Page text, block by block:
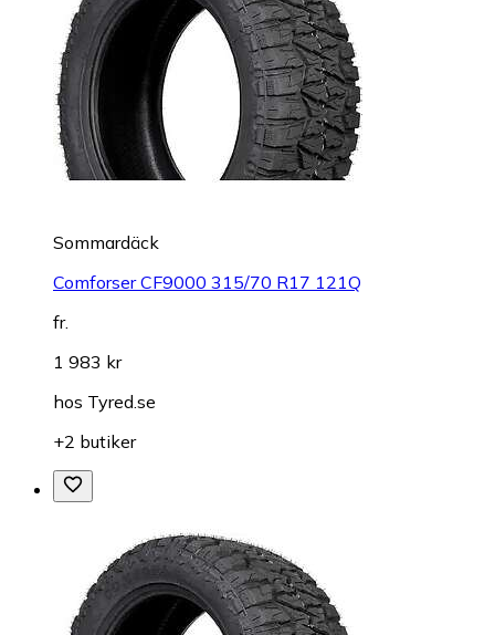
Sommardäck
Comforser CF9000 315/70 R17 121Q
fr.
1 983 kr
hos Tyred.se
+2 butiker